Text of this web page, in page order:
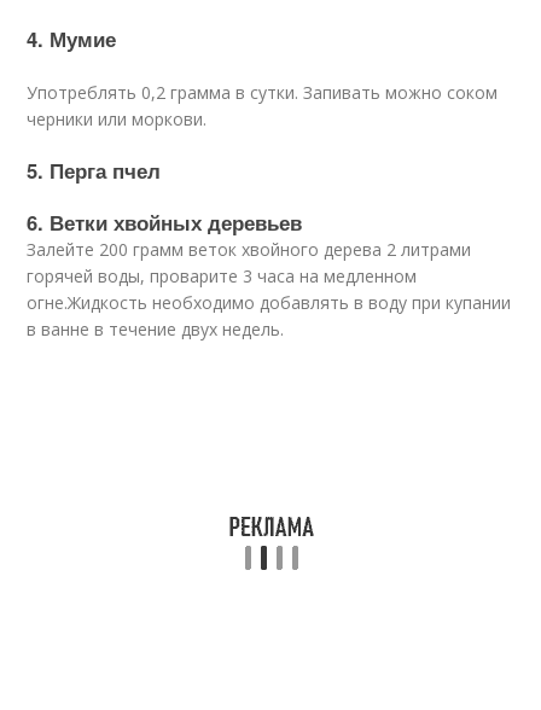
4. Мумие
Употреблять 0,2 грамма в сутки. Запивать можно соком
черники или моркови.
5. Перга пчел
6. Ветки хвойных деревьев
Залейте 200 грамм веток хвойного дерева 2 литрами
горячей воды, проварите 3 часа на медленном
огне.Жидкость необходимо добавлять в воду при купании
в ванне в течение двух недель.